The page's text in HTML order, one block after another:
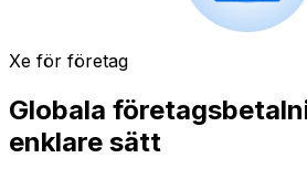
Xe för företag
Globala
enklare sätt